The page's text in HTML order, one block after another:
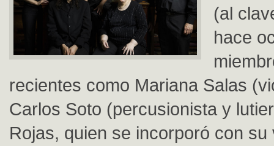
(al
hace
recientes como Mariana Salas
Carlos Soto (percusionista y
Rojas, quien se incorporó con su